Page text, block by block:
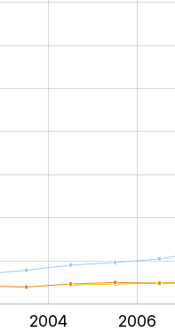
2004 2006